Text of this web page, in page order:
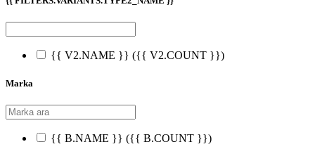
{{ V2.NAME }} ({{ V2.COUNT }})
Marka
{{ B.NAME }} ({{ B.COUNT }})